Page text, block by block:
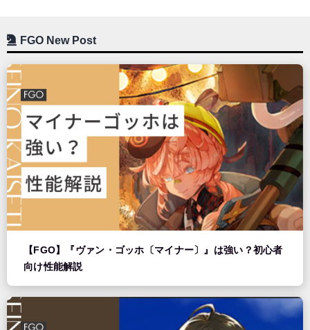
FGO New Post
【FGO】『ヴァン・ゴッホ〔マイナー〕』は強い？初心者
向け性能解説